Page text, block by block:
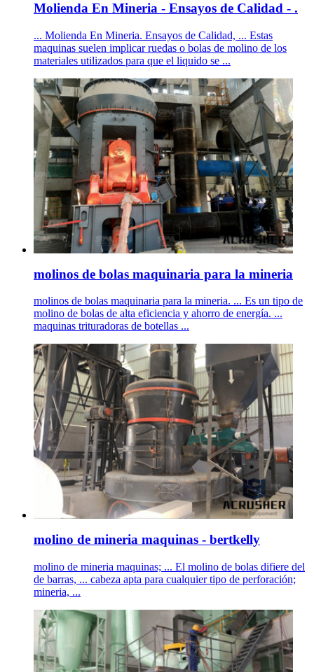
Molienda En Mineria - Ensayos de Calidad - .
... Molienda En Mineria. Ensayos de Calidad, ... Estas
maquinas suelen implicar ruedas o bolas de molino de los
materiales utilizados para que el liquido se ...
molinos de bolas maquinaria para la mineria
molinos de bolas maquinaria para la mineria. ... Es un tipo de
molino de bolas de alta eficiencia y ahorro de energía. ...
maquinas trituradoras de botellas ...
molino de mineria maquinas - bertkelly
molino de mineria maquinas; ... El molino de bolas difiere del
de barras, ... cabeza apta para cualquier tipo de perforación;
mineria, ...